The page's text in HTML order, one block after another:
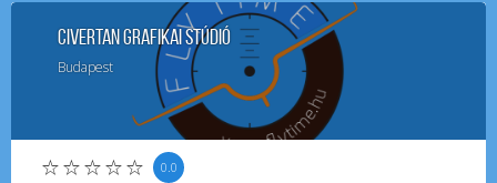
Civertan Grafikai Stúdió
Budapest
0.0